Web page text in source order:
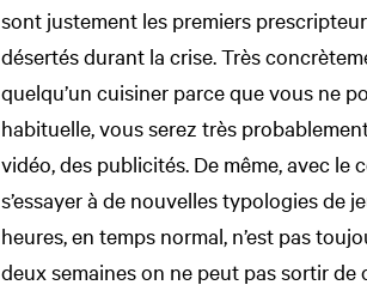
sont justement les premiers
désertés durant la crise. Très
quelqu’un cuisiner parce que vous ne
habituelle, vous serez très
vidéo, des publicités. De même, avec
s’essayer à de nouvelles typologies de
heures, en temps normal, n’est pas
deux semaines on ne peut pas sortir de